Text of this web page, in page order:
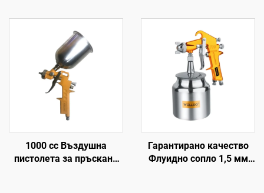
мощност ръчен пистолет
за гвоздеи
алуминиев сплав,
подаване по гравитация
при високо налягане,
пистолет за боя
1000 cc Въздушна
пистолета за пръскане
Гарантирано качество
Флуидно сопло 1,5 мм